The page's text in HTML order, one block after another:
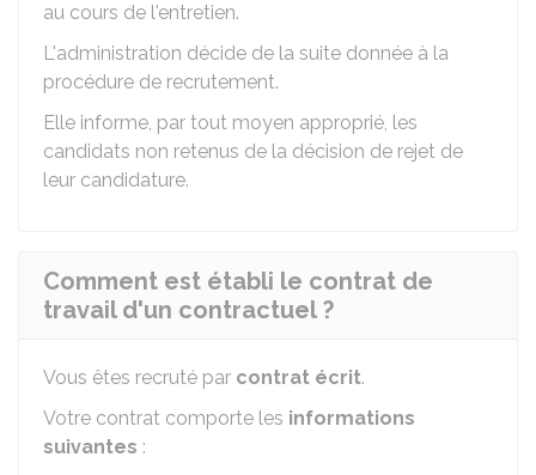
au cours de l'entretien.
L'administration décide de la suite donnée à la
procédure de recrutement.
Elle informe, par tout moyen approprié, les
candidats non retenus de la décision de rejet de
leur candidature.
Comment est établi le contrat de
travail d'un contractuel ?
Vous êtes recruté par contrat écrit.
Votre contrat comporte les informations
suivantes :